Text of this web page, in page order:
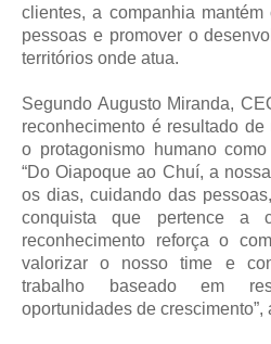
clientes, a companhia
pessoas e promover o
territórios onde atua.
Segundo Augusto Miranda,
reconhecimento é resultado
o protagonismo humano
“Do Oiapoque ao Chuí, a
os dias, cuidando das
conquista que pertence a
reconhecimento reforça o
valorizar o nosso time e
trabalho baseado em
oportunidades de crescimento”,